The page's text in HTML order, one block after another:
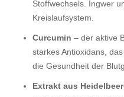
Stoffwechsels. Ingwer
Kreislaufsystem.
Curcumin – der aktive
starkes Antioxidans,
die Gesundheit der
Extrakt aus